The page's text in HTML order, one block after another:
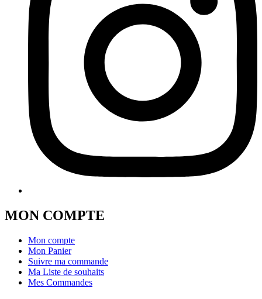
MON COMPTE
Mon compte
Mon Panier
Suivre ma commande
Ma Liste de souhaits
Mes Commandes